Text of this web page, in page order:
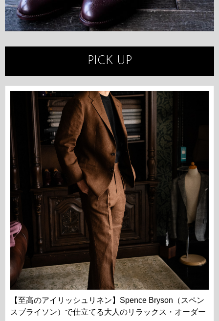
PICK UP
【至高のアイリッシュリネン】Spence Bryson（スペン
スブライソン）で仕立てる大人のリラックス・オーダー